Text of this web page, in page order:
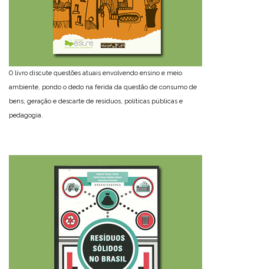
O livro discute questões atuais envolvendo ensino e meio
ambiente, pondo o dedo na ferida da questão de consumo de
bens, geração e descarte de resíduos, políticas públicas e
pedagogia.